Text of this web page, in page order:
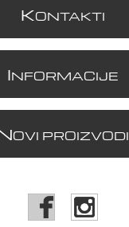
KONTAKTI
INFORMACIJE
OVI PROIZVODI